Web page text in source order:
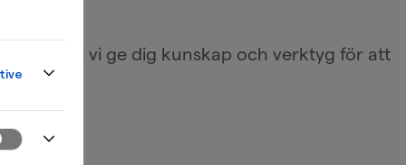
vill vi ge dig kunskap och verktyg för att